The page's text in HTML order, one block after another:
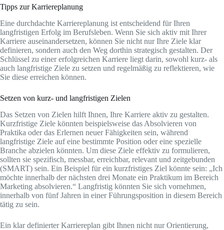
Tipps zur Karriereplanung
Eine durchdachte Karriereplanung ist entscheidend für Ihren
langfristigen Erfolg im Berufsleben. Wenn Sie sich aktiv mit Ihrer
Karriere auseinandersetzen, können Sie nicht nur Ihre Ziele klar
definieren, sondern auch den Weg dorthin strategisch gestalten. Der
Schlüssel zu einer erfolgreichen Karriere liegt darin, sowohl kurz- als
auch langfristige Ziele zu setzen und regelmäßig zu reflektieren, wie
Sie diese erreichen können.
Setzen von kurz- und langfristigen Zielen
Das Setzen von Zielen hilft Ihnen, Ihre Karriere aktiv zu gestalten.
Kurzfristige Ziele könnten beispielsweise das Absolvieren von
Praktika oder das Erlernen neuer Fähigkeiten sein, während
langfristige Ziele auf eine bestimmte Position oder eine spezielle
Branche abzielen könnten. Um diese Ziele effektiv zu formulieren,
sollten sie spezifisch, messbar, erreichbar, relevant und zeitgebunden
(SMART) sein. Ein Beispiel für ein kurzfristiges Ziel könnte sein: „Ich
möchte innerhalb der nächsten drei Monate ein Praktikum im Bereich
Marketing absolvieren.“ Langfristig könnten Sie sich vornehmen,
innerhalb von fünf Jahren in einer Führungsposition in diesem Bereich
tätig zu sein.
Ein klar definierter Karriereplan gibt Ihnen nicht nur Orientierung,